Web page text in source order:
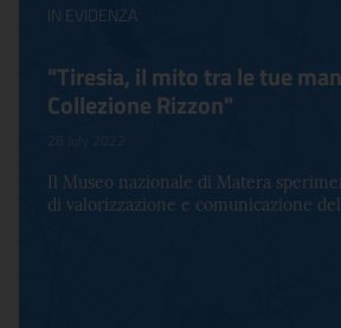
IN EVIDENZA
Virginia Woolf e
Life
17 October 2022
Per la prima volta in Italia, a
una mostra che celebra lo spirito